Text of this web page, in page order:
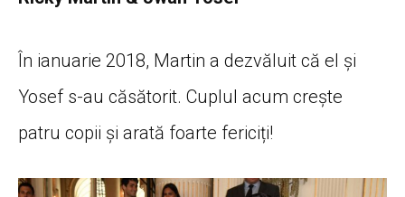
În ianuarie 2018, Martin a dezvăluit că el și
Yosef s-au căsătorit. Cuplul acum crește
patru copii și arată foarte fericiți!